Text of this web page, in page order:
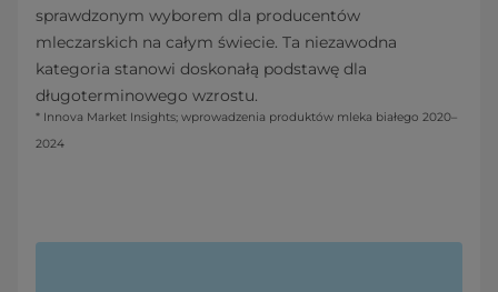
sprawdzonym wyborem dla producentów
mleczarskich na całym świecie. Ta niezawodna
kategoria stanowi doskonałą podstawę dla
długoterminowego wzrostu.
* Innova Market Insights; wprowadzenia produktów mleka białego 2020–
2024